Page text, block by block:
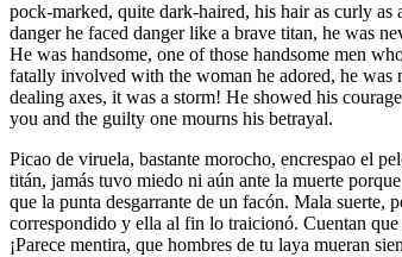
pock-marked, quite dark-haired, his hair as curly
danger he faced danger like a brave titan, he was
He was handsome, one of those handsome men
fatally involved with the woman he adored, he was
dealing axes, it was a storm! He showed his
you and the guilty one mourns his betrayal.
Picao de viruela, bastante morocho, encrespao el
titán, jamás tuvo miedo ni aún ante la muerte
que la punta desgarrante de un facón. Mala suerte,
correspondido y ella al fin lo traicionó. Cuentan
¡Parece mentira, que hombres de tu laya mueran